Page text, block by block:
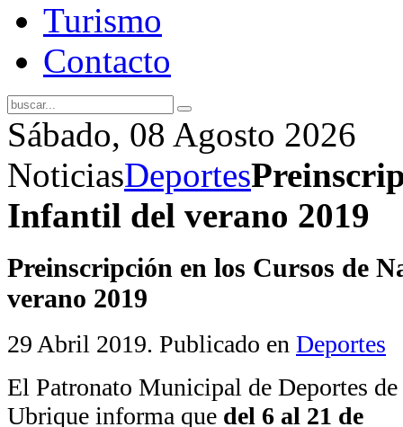
Turismo
Contacto
Sábado, 08 Agosto 2026
NoticiasDeportes
Infantil del verano 2019
Preinscripción en los Cursos de
verano 2019
29 Abril 2019. Publicado en Deportes
El Patronato Municipal de Deportes de
Ubrique informa que del 6 al 21 de